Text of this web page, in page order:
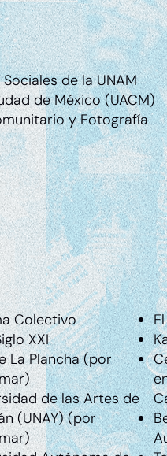
de la UNAM
de México (UACM)
y Fotografía
Colectivo
XXI
La Plancha (por
de las Artes de
(UNAY) (por